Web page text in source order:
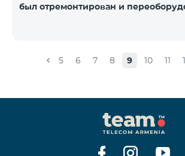
был отремонтирован и
5 6 7 8 9 10 11